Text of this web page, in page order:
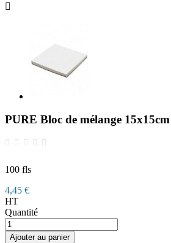

PURE Bloc de mélange
100 fls
4,45 €
HT
Quantité
Ajouter au panier